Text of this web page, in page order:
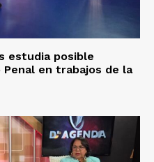
estudia posible
en trabajos de la